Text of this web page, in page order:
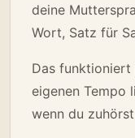
deine
Wort, Satz für
Das funktioniert
eigenen Tempo
wenn du